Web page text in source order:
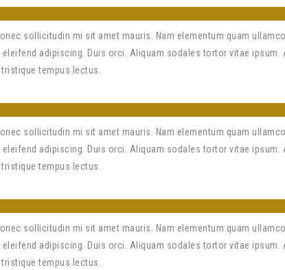
sollicitudin mi sit amet mauris. Nam elementum quam
adipiscing. Duis orci. Aliquam sodales tortor vitae
tempus lectus.
sollicitudin mi sit amet mauris. Nam elementum quam
adipiscing. Duis orci. Aliquam sodales tortor vitae
tempus lectus.
sollicitudin mi sit amet mauris. Nam elementum quam
adipiscing. Duis orci. Aliquam sodales tortor vitae
tempus lectus.